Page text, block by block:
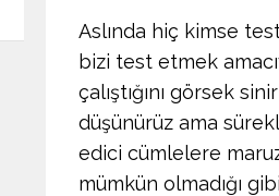
Aslında hiç kimse
bizi test etmek
çalıştığını görsek
düşünürüz ama
edici cümlelere
mümkün olmadığı